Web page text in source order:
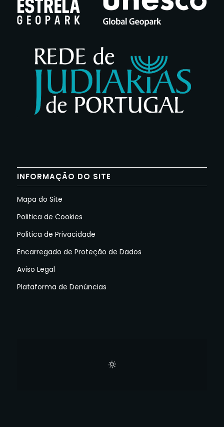
INFORMAÇÃO DO SITE
Mapa do Site
Politica de Cookies
Politica de Privacidade
Encarregado de Proteção de Dados
Aviso Legal
Plataforma de Denúncias